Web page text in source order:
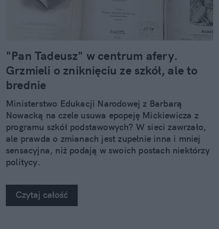
"Pan Tadeusz" w centrum afery.
Grzmieli o zniknięciu ze szkół, ale to
brednie
Ministerstwo Edukacji Narodowej z Barbarą
Nowacką na czele usuwa epopeję Mickiewicza z
programu szkół podstawowych? W sieci zawrzało,
ale prawda o zmianach jest zupełnie inna i mniej
sensacyjna, niż podają w swoich postach niektórzy
politycy.
Czytaj całość